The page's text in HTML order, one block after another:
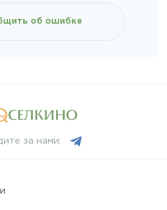
об ошибке
за нами: